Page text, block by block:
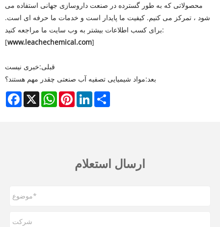
محصولاتی که به طور گسترده در صنعت داروسازی جهانی استفاده می
شود ، تمرکز می کنیم. کیفیت ما پایدار است و خدمات ما حرفه ای است.
برای کسب اطلاعات بیشتر به وب سایت ما مراجعه کنید:
[www.leachechemical.com]
قبلی:خبری نیست
بعد:مواد شیمیایی تصفیه آب صنعتی چقدر مهم هستند؟
Facebook
X WhatsAppPinterestLinkedIn
ارسال استعلام